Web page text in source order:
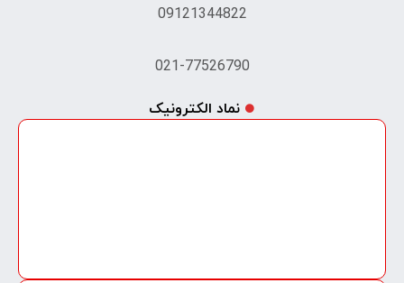
09121344822
021-77526790
نماد الکترونیک